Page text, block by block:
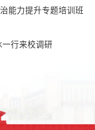
能力提升专题培训班
行来校调研